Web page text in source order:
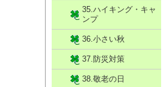
35.ハイキング・キャ
ンプ
36.小さい秋
37.防災対策
38.敬老の日